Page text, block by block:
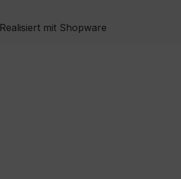
Realisiert mit Shopware